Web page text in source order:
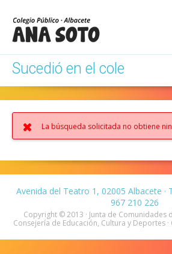
Sucedió en el cole
La búsqueda solicitada no obtiene
Avenida del Teatro 1, 02005 Albacete ·
967 210 226
Copyright © 2013 · Junta de Comunidades
Consejería de Educación, Cultura y Deportes